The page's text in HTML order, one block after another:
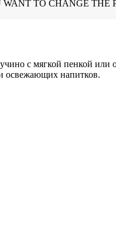
с мягкой пенкой
освежающих напитков.